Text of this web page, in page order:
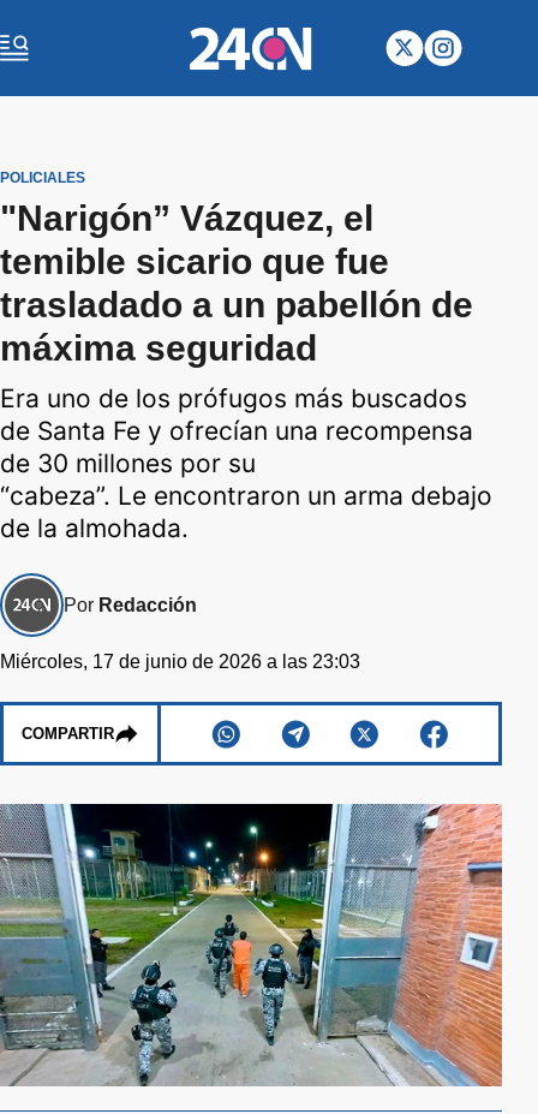
POLICIALES
"Narigón” Vázquez, el
temible sicario que fue
trasladado a un pabellón de
máxima seguridad
Era uno de los prófugos más buscados
de Santa Fe y ofrecían una recompensa
de 30 millones por su
“cabeza”. Le encontraron un arma debajo
de la almohada.
Por Redacción
Miércoles, 17 de junio de 2026 a las 23:03
COMPARTIR